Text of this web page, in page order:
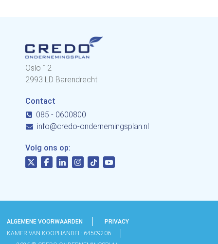
Oslo 12
2993 LD Barendrecht
Contact
085 - 0600800
info@credo-ondernemingsplan.nl
Volg ons op:
ALGEMENE VOORWAARDEN
PRIVACY
KAMER VAN KOOPHANDEL: 64509206